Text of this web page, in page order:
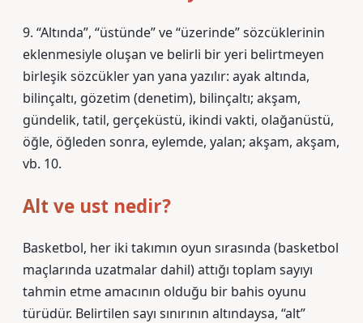
9. “Altında”, “üstünde” ve “üzerinde” sözcüklerinin
eklenmesiyle oluşan ve belirli bir yeri belirtmeyen
birleşik sözcükler yan yana yazılır: ayak altında,
bilinçaltı, gözetim (denetim), bilinçaltı; akşam,
gündelik, tatil, gerçeküstü, ikindi vakti, olağanüstü,
öğle, öğleden sonra, eylemde, yalan; akşam, akşam,
vb. 10.
Alt ve ust nedir?
Basketbol, ​​her iki takımın oyun sırasında (basketbol
maçlarında uzatmalar dahil) attığı toplam sayıyı
tahmin etme amacının olduğu bir bahis oyunu
türüdür. Belirtilen sayı sınırının altındaysa, “alt”